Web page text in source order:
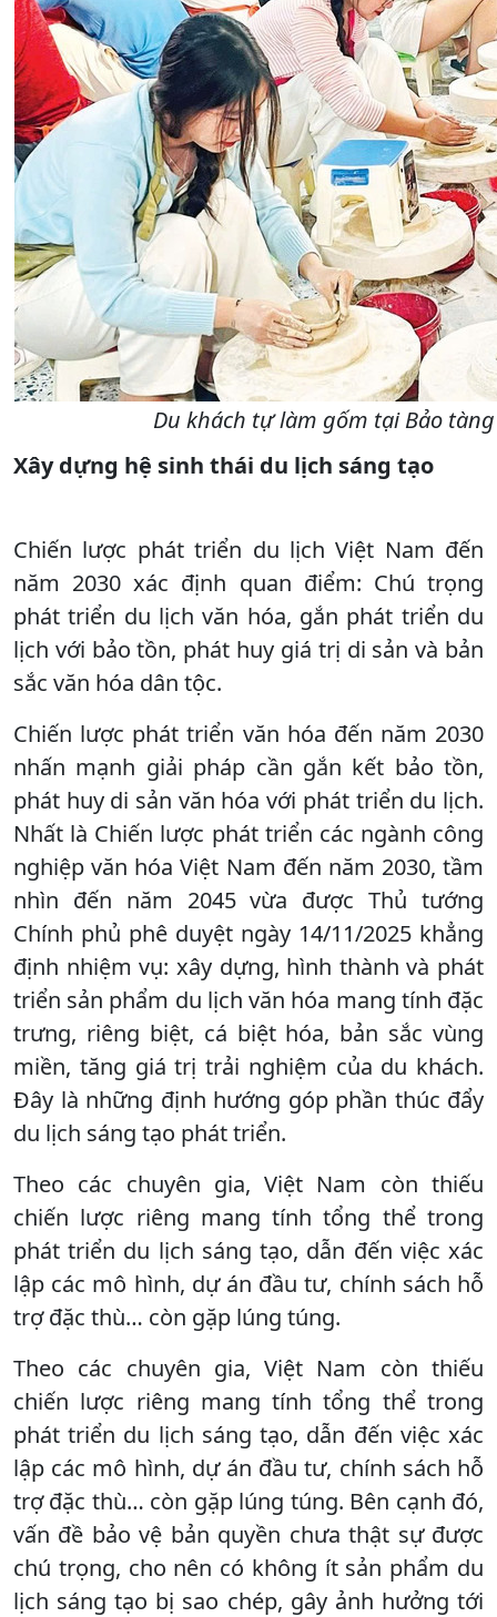
Du khách tự làm gốm tại Bảo
Xây dựng hệ sinh thái du lịch sáng tạo
Chiến lược phát triển du lịch Việt Nam đến
năm 2030 xác định quan điểm: Chú trọng
phát triển du lịch văn hóa, gắn phát triển du
lịch với bảo tồn, phát huy giá trị di sản và bản
sắc văn hóa dân tộc.
Chiến lược phát triển văn hóa đến năm 2030
nhấn mạnh giải pháp cần gắn kết bảo tồn,
phát huy di sản văn hóa với phát triển du lịch.
Nhất là Chiến lược phát triển các ngành công
nghiệp văn hóa Việt Nam đến năm 2030, tầm
nhìn đến năm 2045 vừa được Thủ tướng
Chính phủ phê duyệt ngày 14/11/2025 khẳng
định nhiệm vụ: xây dựng, hình thành và phát
triển sản phẩm du lịch văn hóa mang tính đặc
trưng, riêng biệt, cá biệt hóa, bản sắc vùng
miền, tăng giá trị trải nghiệm của du khách.
Đây là những định hướng góp phần thúc đẩy
du lịch sáng tạo phát triển.
Theo các chuyên gia, Việt Nam còn thiếu
chiến lược riêng mang tính tổng thể trong
phát triển du lịch sáng tạo, dẫn đến việc xác
lập các mô hình, dự án đầu tư, chính sách hỗ
trợ đặc thù… còn gặp lúng túng.
Theo các chuyên gia, Việt Nam còn thiếu
chiến lược riêng mang tính tổng thể trong
phát triển du lịch sáng tạo, dẫn đến việc xác
lập các mô hình, dự án đầu tư, chính sách hỗ
trợ đặc thù… còn gặp lúng túng. Bên cạnh đó,
vấn đề bảo vệ bản quyền chưa thật sự được
chú trọng, cho nên có không ít sản phẩm du
lịch sáng tạo bị sao chép, gây ảnh hưởng tới